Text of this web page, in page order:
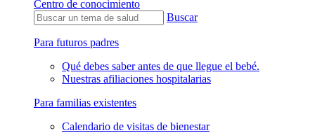
Centro de conocimiento
Buscar
Para futuros padres
Qué debes saber antes de que llegue el bebé.
Nuestras afiliaciones hospitalarias
Para familias existentes
Calendario de visitas de bienestar